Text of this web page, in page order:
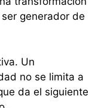
generador de
Un
no se limita a
da el siguiente